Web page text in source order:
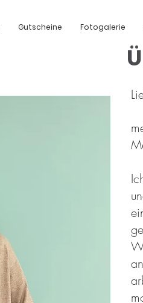
Gutscheine Fotogalerie